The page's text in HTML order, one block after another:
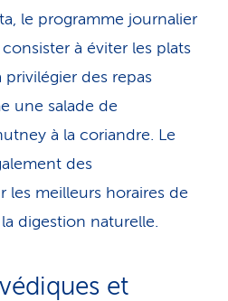
le programme journalier
à éviter les plats
des repas
une salade de
à la coriandre. Le
des
les meilleurs horaires de
digestion naturelle.
et